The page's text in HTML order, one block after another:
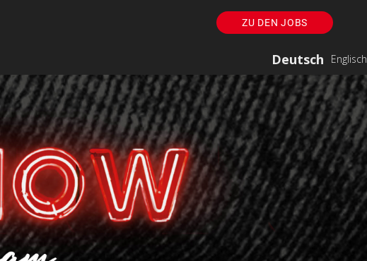
ZU DEN JOBS
Deutsch Englisch